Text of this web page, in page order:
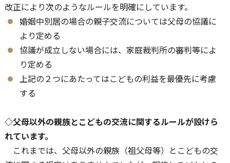
改正により次のようなルールを明確にしています。
婚姻中別居の場合の親子交流については父母の協議に
より定める
協議が成立しない場合には、家庭裁判所の審判等によ
り定める
上記の２つにあたってはこどもの利益を最優先に考慮
する
◇父母以外の親族とこどもの交流に関するルールが設けら
れています。
これまでは、父母以外の親族（祖父母等）とこどもの交